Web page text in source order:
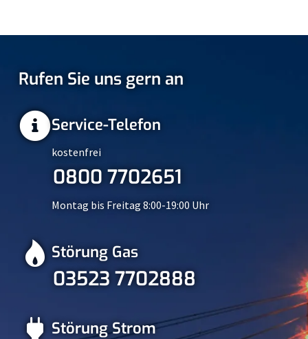
Rufen Sie uns gern an
Service-Telefon
kostenfrei
0800 7702651
Montag bis Freitag 8:00-19:00 Uhr
Störung Gas
03523 7702888
Störung Strom